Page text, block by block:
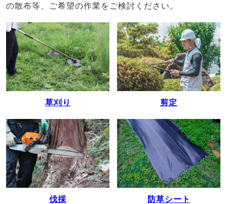
の散布等、ご希望の作業をご検討ください。
草刈り 剪定
伐採 防草シート